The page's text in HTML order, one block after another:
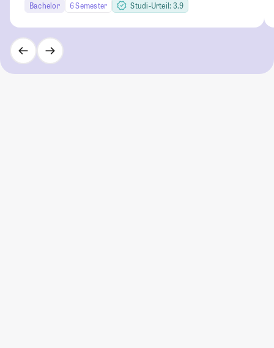
Bachelor 6 Semester Studi-Urteil: 3.9